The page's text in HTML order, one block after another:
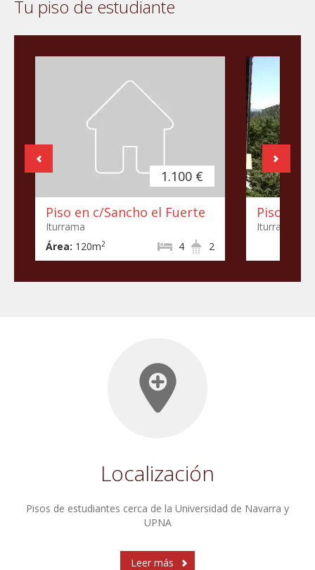
Tu piso de estudiante
1.100 €
Piso en c/Sancho el Fuerte
Iturrama
Área: 120m2 2
4
Piso en
Iturrama
Localización
Pisos de estudiantes cerca de la Universidad de Navarra y
UPNA
Leer más